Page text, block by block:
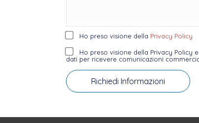
Ho preso visione della Privacy Policy
Ho preso visione della Privacy Policy
dati per ricevere comunicazioni